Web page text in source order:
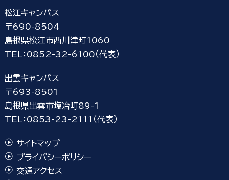
松江キャンパス
〒690-8504
島根県松江市西川津町1060
TEL：0852-32-6100（代表）
出雲キャンパス
〒693-8501
島根県出雲市塩冶町89-1
TEL：0853-23-2111（代表）
サイトマップ
プライバシーポリシー
交通アクセス